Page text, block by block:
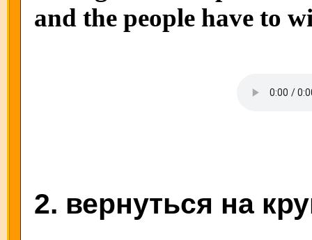
and the people have to
2. вернуться на